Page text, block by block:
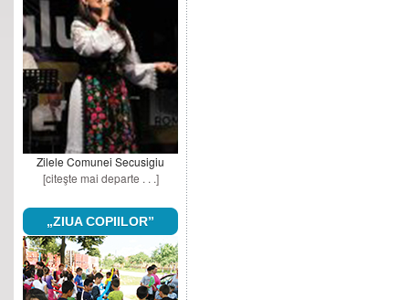
Zilele Comunei Secusigiu
[citeşte mai departe . . .]
„ZIUA COPIILOR”